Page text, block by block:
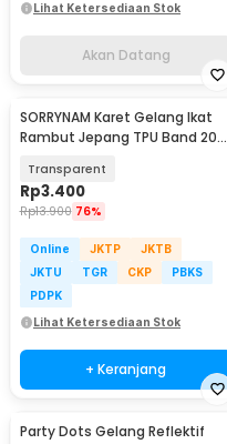
Lihat Ketersediaan Stok
Akan Datang
SORRYNAM Karet Gelang Ikat
Rambut Jepang TPU Band 200
Transparent
Rp3.400
Rp13.900 76%
Online JKTP
JKTB
JKTU
TGR CKP
PBKS
PDPK
Lihat Ketersediaan Stok
+ Keranjang
Party Dots Gelang Reflektif